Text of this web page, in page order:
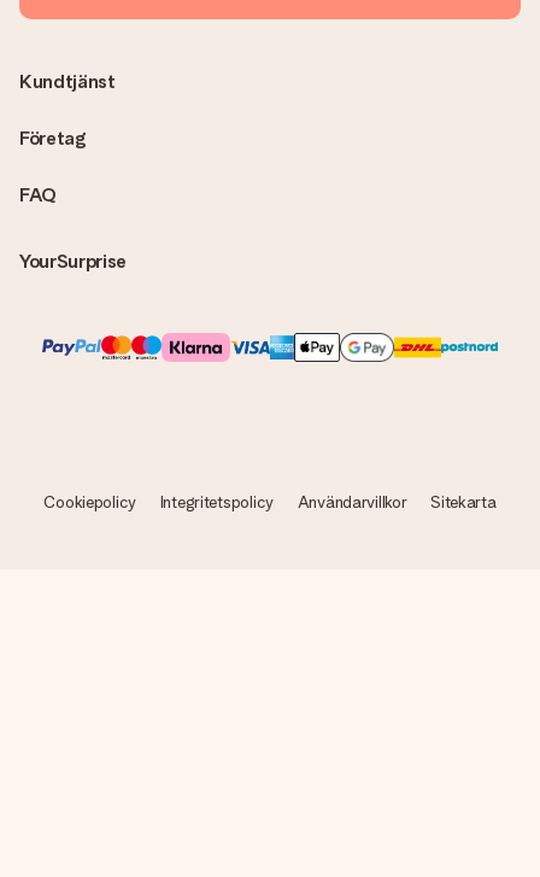
skickas alltid med e-postbekräftelsen och du hittar även dina
FAQ
YourSurprise
Kundtjänst
Företag
Cookiepolicy Integritetspolicy Användarvillkor Sitekarta